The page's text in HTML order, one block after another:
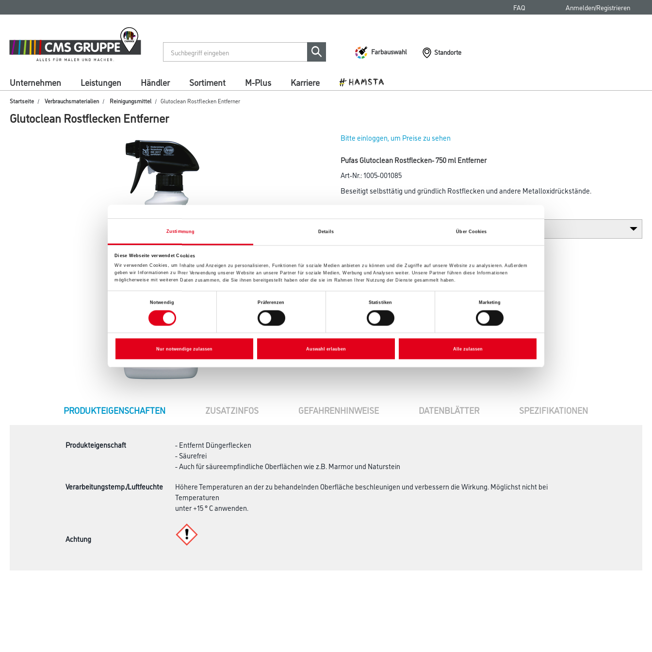
Zustimmung Details Über Cookies
Diese Webseite verwendet Cookies
Wir verwenden Cookies, um Inhalte und Anzeigen zu personalisieren, Funktionen für soziale Medien anbieten zu können und die Zugriffe auf unsere Website zu analysieren. Außerdem
geben wir Informationen zu Ihrer Verwendung unserer Website an unsere Partner für soziale Medien, Werbung und Analysen weiter. Unsere Partner führen diese Informationen
möglicherweise mit weiteren Daten zusammen, die Sie ihnen bereitgestellt haben oder die sie im Rahmen Ihrer Nutzung der Dienste gesammelt haben.
Notwendig
Präferenzen Statistiken Marketing
Nur notwendige zulassen Auswahl erlauben Alle zulassen
springen
springen
FAQ Anmelden/Registrieren
Farbauswahl Standorte
Unternehmen Leistungen Händler Sortiment M-Plus Karriere
Startseite Verbrauchsmaterialien Reinigungsmittel Glutoclean Rostflecken Entferner
Glutoclean Rostflecken Entferner
Bitte einloggen, um Preise zu sehen
Pufas Glutoclean Rostflecken- 750 ml Entferner
Art-Nr.:1005-001085
Beseitigt selbsttätig und gründlich Rostflecken und andere Metalloxidrückstände.
Umrechnungsfaktoren
CURRENT
PRODUKTEIGENSCHAFTEN ZUSATZINFOS GEFAHRENHINWEISE DATENBLÄTTER SPEZIFIKATIONEN
Produkteigenschaft
- Entfernt Düngerflecken
- Säurefrei
- Auch für säureempfindliche Oberflächen wie z.B. Marmor und Naturstein
Verarbeitungstemp./Luftfeuchte
Höhere Temperaturen an der zu behandelnden Oberfläche beschleunigen und verbessern die Wirkung. Möglichst nicht bei
Temperaturen
unter +15 ° C anwenden.
Achtung